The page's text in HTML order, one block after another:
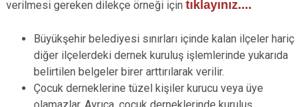
verilmesi gereken dilekçe örneği için tıklayınız....
Büyükşehir belediyesi sınırları içinde kalan ilçeler hariç
diğer ilçelerdeki dernek kuruluş işlemlerinde yukarıda
belirtilen belgeler birer arttırılarak verilir.
Çocuk derneklerine tüzel kişiler kurucu veya üye